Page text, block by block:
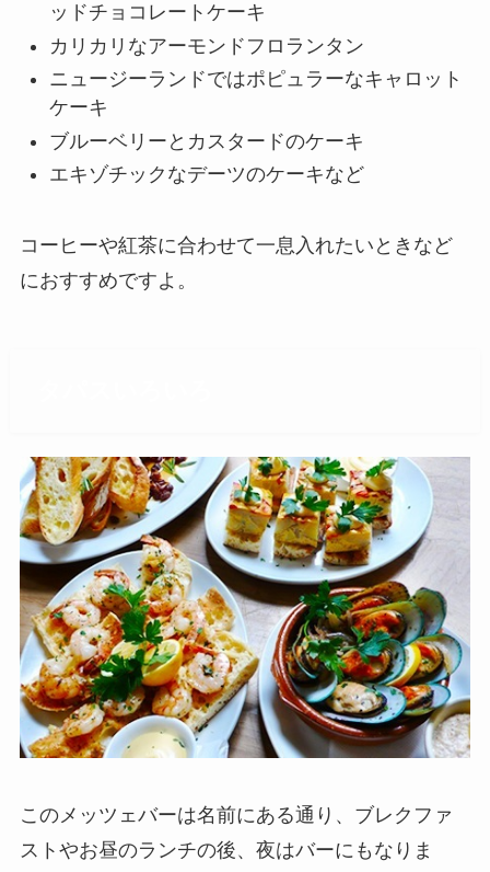
ッドチョコレートケーキ
カリカリなアーモンドフロランタン
ニュージーランドではポピュラーなキャロット
ケーキ
ブルーベリーとカスタードのケーキ
エキゾチックなデーツのケーキなど
コーヒーや紅茶に合わせて一息入れたいときなど
におすすめですよ。
このメッツェバーは名前にある通り、ブレクファ
ストやお昼のランチの後、夜はバーにもなりま